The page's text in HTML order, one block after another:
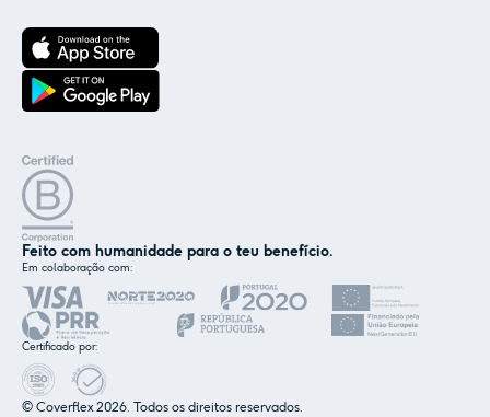
Feito com humanidade para o teu benefício.
Em colaboração com:
Certificado por:
© Coverflex 2026. Todos os direitos reservados.
Nós e os nossos parceiros usamos cookies ou
tecnologias semelhantes, conforme
mencionado na